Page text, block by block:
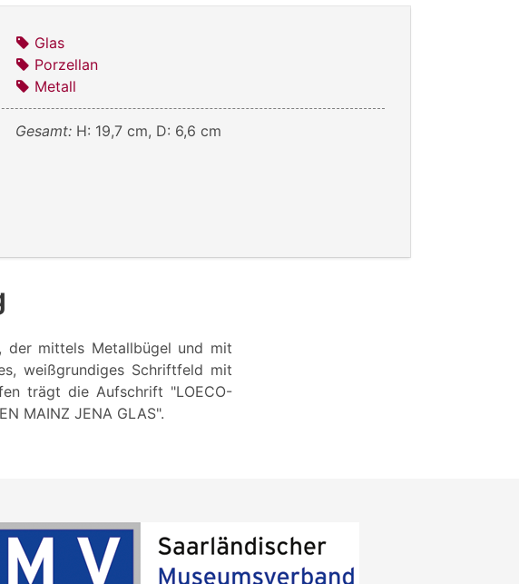
Glas
Porzellan
Metall
Gesamt: H: 19,7 cm, D: 6,6 cm
der mittels Metallbügel und mit
weißgrundiges Schriftfeld mit
trägt die Aufschrift "LOECO-
MAINZ JENA GLAS".